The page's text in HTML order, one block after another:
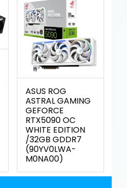
ASUS ROG
ASTRAL GAMING
GEFORCE
RTX5090 OC
WHITE EDITION
/32GB GDDR7
(90YV0LWA-
M0NA00)